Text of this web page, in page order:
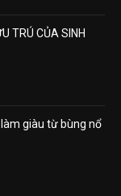
TRÚ CỦA SINH
giàu từ bùng nổ